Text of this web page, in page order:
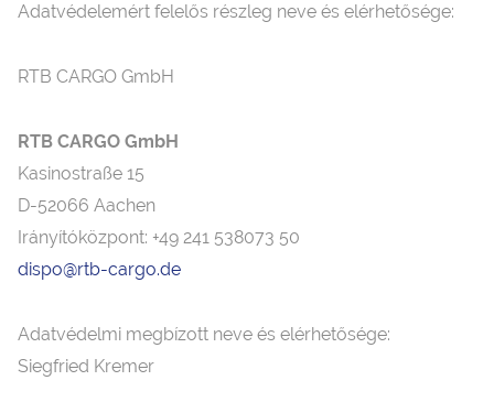
Adatvédelemért felelős részleg neve és elérhetősége:
RTB CARGO GmbH
RTB CARGO GmbH
Kasinostraße 15
D-52066 Aachen
Irányítóközpont: +49 241 538073 50
dispo@rtb-cargo.de
Adatvédelmi megbízott neve és elérhetősége:
Siegfried Kremer